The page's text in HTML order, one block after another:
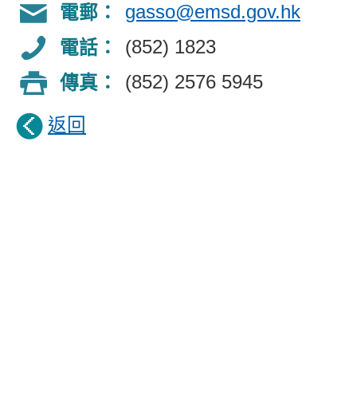
電郵：
gasso@emsd.gov.hk
電話：
(852) 1823
傳真：
(852) 2576 5945
返回